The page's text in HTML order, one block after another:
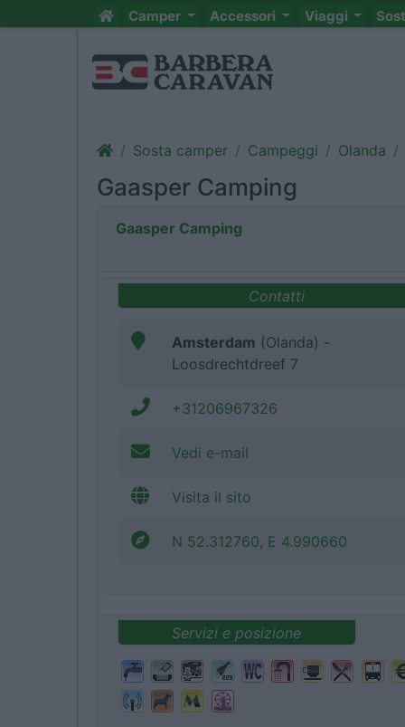
Camper Accessori Viaggi
Sosta camper Campeggi Olanda
Gaasper Camping
Gaasper Camping
Contatti
Amsterdam (Olanda) -
Loosdrechtdreef 7
+31206967326
Vedi e-mail
Visita il sito
N 52.312760, E 4.990660
Servizi e posizione